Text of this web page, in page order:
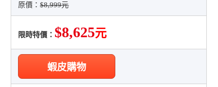
原價：$8,999元
限時特價： $8,625元
蝦皮購物